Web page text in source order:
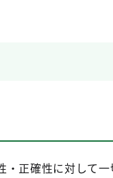
・正確性に対して